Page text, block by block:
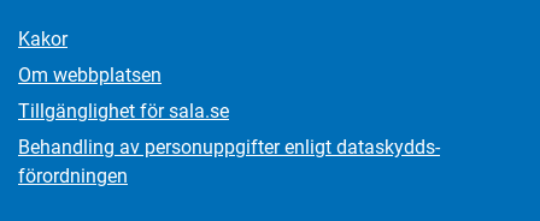
Kakor
Om webbplatsen
Tillgänglighet för sala.se
Behandling av personuppgifter enligt dataskydds­
förordningen